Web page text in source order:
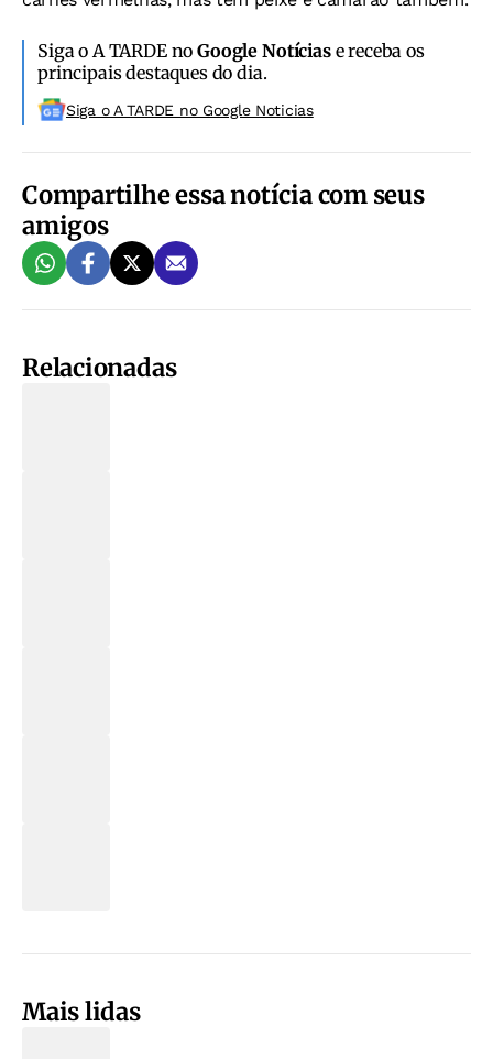
Siga o A TARDE noGoogle Notíciase receba os
principais destaques do dia.
Siga o A TARDE no Google Noticias
Compartilhe essa notícia com seus
amigos
Relacionadas
Mais lidas